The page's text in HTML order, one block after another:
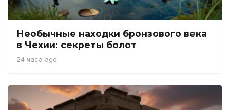
Необычные находки бронзового века
в Чехии: секреты болот
24 часа ago